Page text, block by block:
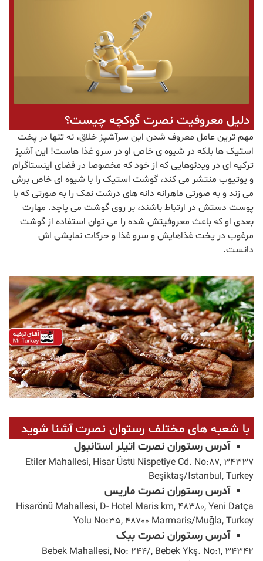
دلیل معروفیت نصرت گوکچه چیست؟
مهم ترین عامل معروف شدن این سرآشپز خلاق، نه تنها در پخت
استیک ها بلکه در شیوه ی خاص او در سرو غذا هاست! این آشپز
ترکیه ای در ویدئوهایی که از خود که مخصوصا در فضای اینستاگرام
و یوتیوب منتشر می کند، گوشت استیک را با شیوه ای خاص برش
می زند و به صورتی ماهرانه دانه های درشت نمک را به صورتی که با
پوست دستش در ارتباط باشند، بر روی گوشت می پاچد. مهارت
بعدی او که باعث معروفیتش شده را می توان استفاده از گوشت
مرغوب در پخت غذاهایش و سرو غذا و حرکات نمایشی اش
دانست.
با شعبه های مختلف رستوان نصرت آشنا شوید
آدرس رستوران نصرت اتیلر استانبول
Etiler Mahallesi, Hisar Üstü Nispetiye Cd. No:87, 34337
Beşiktaş/İstanbul, Turkey
آدرس رستوران نصرت ماریس
Hisarönü Mahallesi, D- Hotel Maris km, 48380, Yeni Datça
Yolu No:35, 48700 Marmaris/Muğla, Turkey
آدرس رستوران نصرت ببک
Bebek Mahallesi, No: 244/, Bebek Ykş. No:1, 34342